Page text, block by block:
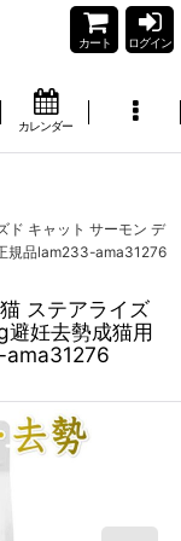
カート ログイン
カレンダー
ド キャット サーモン デ
規品lam233-ama31276
ステアライズ
避妊去勢成猫用
ama31276